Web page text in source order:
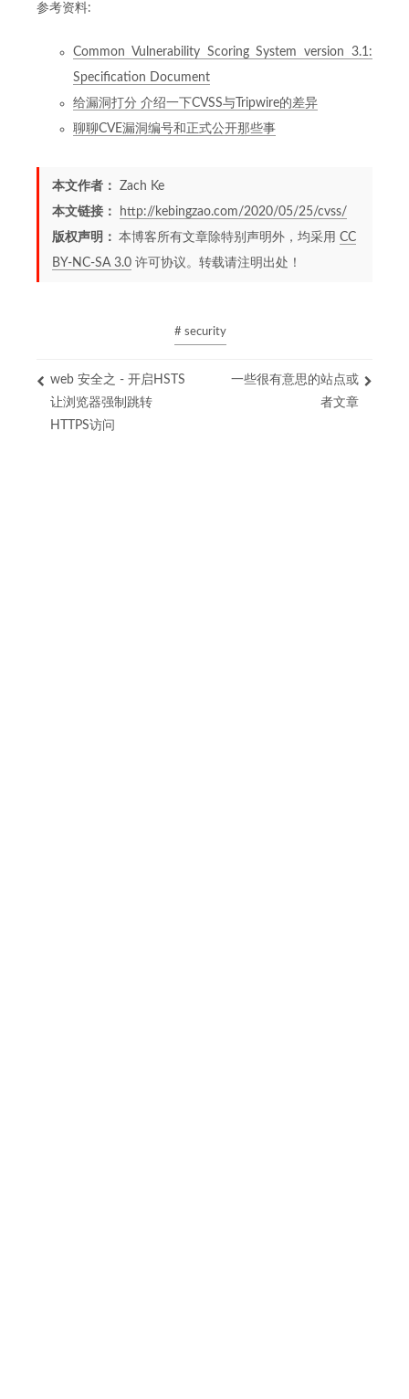
参考资料:
Common Vulnerability Scoring System version 3.1:
Specification Document
给漏洞打分 介绍一下CVSS与Tripwire的差异
聊聊CVE漏洞编号和正式公开那些事
本文作者：
Zach Ke
本文链接：
http://kebingzao.com/2020/05/25/cvss/
版权声明： 本博客所有文章除特别声明外，均采用 CC
BY-NC-SA 3.0 许可协议。转载请注明出处！
# security
web 安全之 - 开启HSTS
让浏览器强制跳转
HTTPS访问
一些很有意思的站点或
者文章